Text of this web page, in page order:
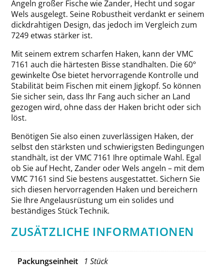
Angeln großer Fische wie Zander, Hecht und sogar
Wels ausgelegt. Seine Robustheit verdankt er seinem
dickdrahtigen Design, das jedoch im Vergleich zum
7249 etwas stärker ist.
Mit seinem extrem scharfen Haken, kann der VMC
7161 auch die härtesten Bisse standhalten. Die 60°
gewinkelte Öse bietet hervorragende Kontrolle und
Stabilität beim Fischen mit einem Jigkopf. So können
Sie sicher sein, dass Ihr Fang auch sicher an Land
gezogen wird, ohne dass der Haken bricht oder sich
löst.
Benötigen Sie also einen zuverlässigen Haken, der
selbst den stärksten und schwierigsten Bedingungen
standhält, ist der VMC 7161 Ihre optimale Wahl. Egal
ob Sie auf Hecht, Zander oder Wels angeln – mit dem
VMC 7161 sind Sie bestens ausgestattet. Sichern Sie
sich diesen hervorragenden Haken und bereichern
Sie Ihre Angelausrüstung um ein solides und
beständiges Stück Technik.
ZUSÄTZLICHE INFORMATIONEN
Packungseinheit
1 Stück